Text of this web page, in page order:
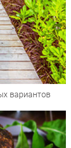
вариантов